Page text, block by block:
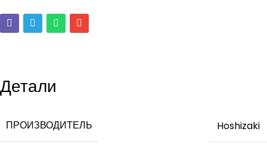
Детали
ПРОИЗВОДИТЕЛЬ Hoshizaki